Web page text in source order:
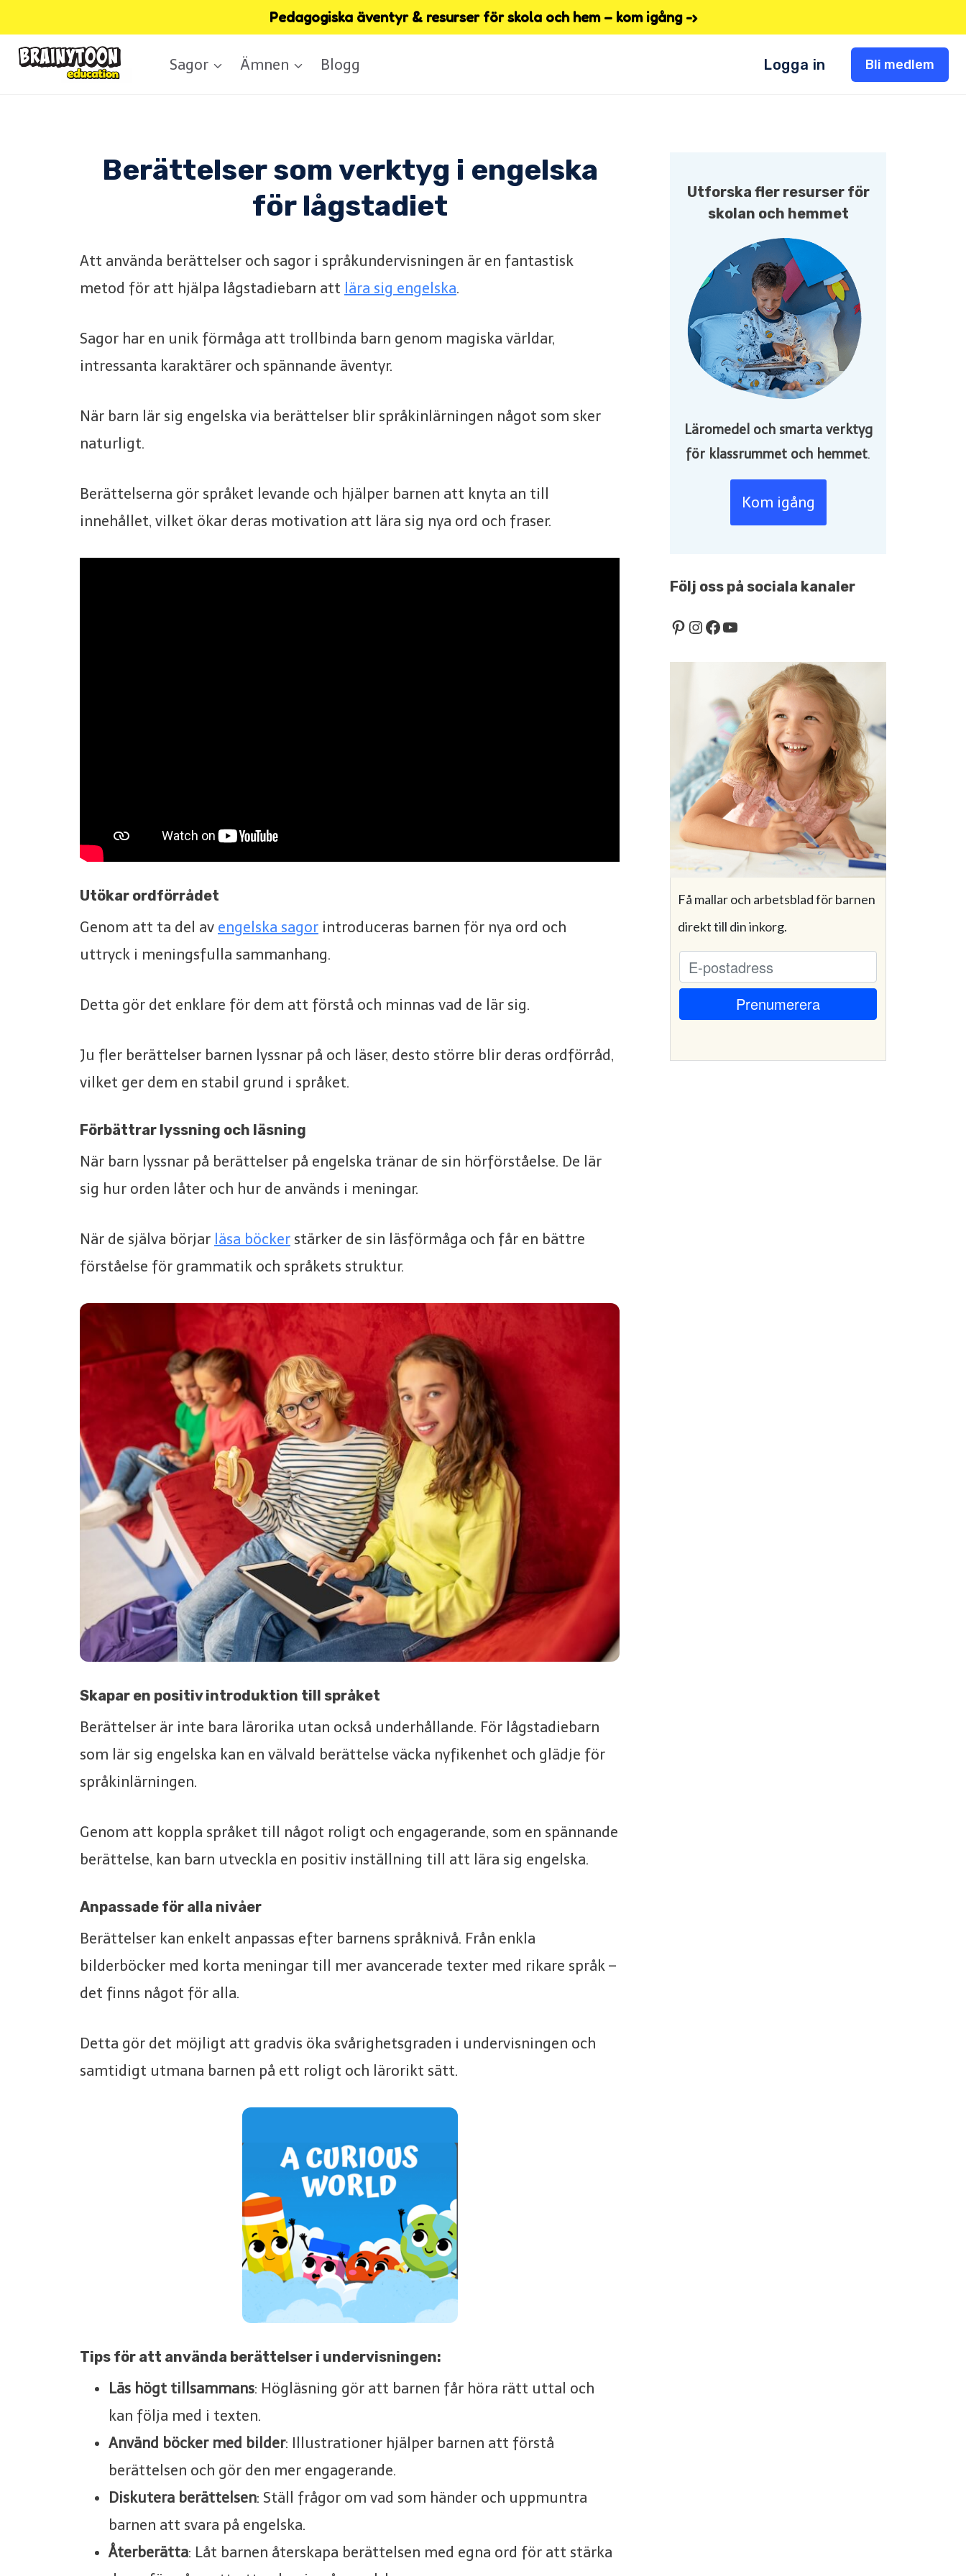
to
content
Pedagogiska äventyr & resurser för skola och hem – kom igång -›
Sagor Ämnen Blogg Logga in Bli medlem
Berättelser som verktyg i engelska
för lågstadiet
Att använda berättelser och sagor i språkundervisningen är en fantastisk
metod för att hjälpa lågstadiebarn att lära sig engelska.
Sagor har en unik förmåga att trollbinda barn genom magiska världar,
intressanta karaktärer och spännande äventyr.
När barn lär sig engelska via berättelser blir språkinlärningen något som sker
naturligt.
Berättelserna gör språket levande och hjälper barnen att knyta an till
innehållet, vilket ökar deras motivation att lära sig nya ord och fraser.
Utökar ordförrådet
Genom att ta del av engelska sagor introduceras barnen för nya ord och
uttryck i meningsfulla sammanhang.
Detta gör det enklare för dem att förstå och minnas vad de lär sig.
Ju fler berättelser barnen lyssnar på och läser, desto större blir deras ordförråd,
vilket ger dem en stabil grund i språket.
Förbättrar lyssning och läsning
När barn lyssnar på berättelser på engelska tränar de sin hörförståelse. De lär
sig hur orden låter och hur de används i meningar.
När de själva börjar läsa böcker stärker de sin läsförmåga och får en bättre
förståelse för grammatik och språkets struktur.
Skapar en positiv introduktion till språket
Berättelser är inte bara lärorika utan också underhållande. För lågstadiebarn
som lär sig engelska kan en välvald berättelse väcka nyfikenhet och glädje för
språkinlärningen.
Genom att koppla språket till något roligt och engagerande, som en spännande
berättelse, kan barn utveckla en positiv inställning till att lära sig engelska.
Anpassade för alla nivåer
Berättelser kan enkelt anpassas efter barnens språknivå. Från enkla
bilderböcker med korta meningar till mer avancerade texter med rikare språk –
det finns något för alla.
Detta gör det möjligt att gradvis öka svårighetsgraden i undervisningen och
samtidigt utmana barnen på ett roligt och lärorikt sätt.
Tips för att använda berättelser i undervisningen:
Läs högt tillsammans: Högläsning gör att barnen får höra rätt uttal och
kan följa med i texten.
Använd böcker med bilder: Illustrationer hjälper barnen att förstå
berättelsen och gör den mer engagerande.
Diskutera berättelsen: Ställ frågor om vad som händer och uppmuntra
barnen att svara på engelska.
Återberätta: Låt barnen återskapa berättelsen med egna ord för att stärka
Utforska fler resurser för
skolan och hemmet
Läromedel och smarta verktyg
för klassrummet och hemmet.
Kom igång
Följ oss på sociala kanaler
Pinterest
Instagram
Facebook
YouTube
Få mallar och arbetsblad för barnen
direkt till din inkorg.